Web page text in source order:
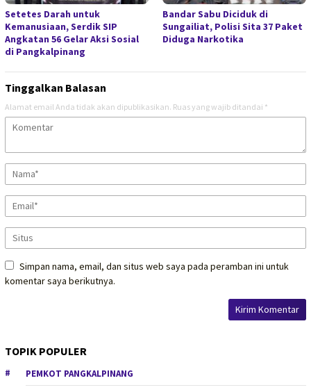
Setetes Darah untuk
Kemanusiaan, Serdik SIP
Angkatan 56 Gelar Aksi Sosial
di Pangkalpinang
Bandar Sabu Diciduk di
Sungailiat, Polisi Sita 37 Paket
Diduga Narkotika
Tinggalkan Balasan
Alamat email Anda tidak akan dipublikasikan. Ruas yang wajib ditandai *
Simpan nama, email, dan situs web saya pada peramban ini untuk
komentar saya berikutnya.
TOPIK POPULER
PEMKOT PANGKALPINANG